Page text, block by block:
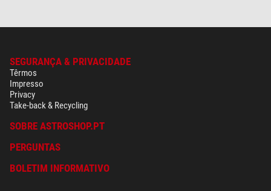
SEGURANÇA & PRIVACIDADE
Têrmos
Impresso
Privacy
Take-back & Recycling
SOBRE ASTROSHOP.PT
PERGUNTAS
BOLETIM INFORMATIVO